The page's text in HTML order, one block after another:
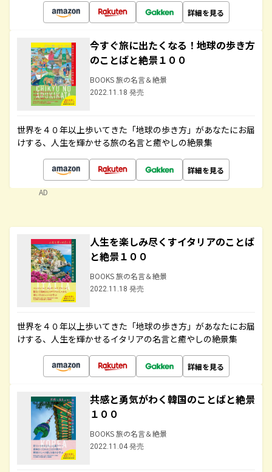
詳細を見る
今すぐ旅に出たくなる！地球の歩き方
のことばと絶景１００
BOOKS 旅の名言＆絶景
2022.11.18 発売
世界を４０年以上歩いてきた「地球の歩き方」があなたにお届
けする、人生を輝かせる旅の名言と癒やしの絶景集
詳細を見る
AD
人生を楽しみ尽くすイタリアのことば
と絶景１００
BOOKS 旅の名言＆絶景
2022.11.18 発売
世界を４０年以上歩いてきた「地球の歩き方」があなたにお届
けする、人生を輝かせるイタリアの名言と癒やしの絶景集
詳細を見る
共感と勇気がわく韓国のことばと絶景
１００
BOOKS 旅の名言＆絶景
2022.11.04 発売